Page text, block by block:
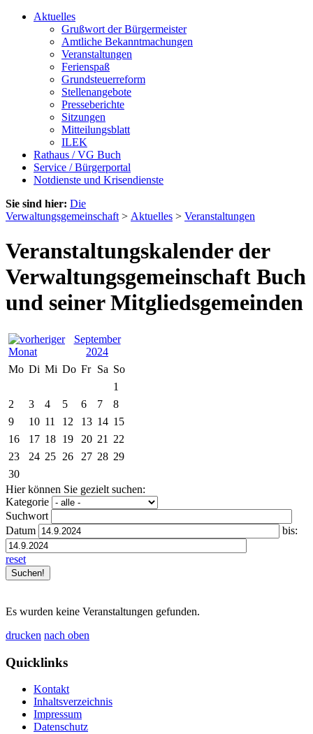
Aktuelles
Grußwort der Bürgermeister
Amtliche Bekanntmachungen
Veranstaltungen
Ferienspaß
Grundsteuerreform
Stellenangebote
Presseberichte
Sitzungen
Mitteilungsblatt
ILEK
Rathaus / VG Buch
Service / Bürgerportal
Notdienste und Krisendienste
Sie sind hier: Die
Verwaltungsgemeinschaft > Aktuelles > Veranstaltungen
Veranstaltungskalender der
Verwaltungsgemeinschaft Buch
und seiner Mitgliedsgemeinden
September
2024
Mo Di Mi Do Fr Sa So
1
2
3 4 5 6 7
8
9
10 11 12 13 14 15
16
17 18 19 20 21
22
23
24 25 26 27 28 29
30
Hier können Sie gezielt suchen:
Kategorie
Suchwort
Datum
bis:
reset
Es wurden keine Veranstaltungen gefunden.
drucken nach oben
Quicklinks
Kontakt
Inhaltsverzeichnis
Impressum
Datenschutz